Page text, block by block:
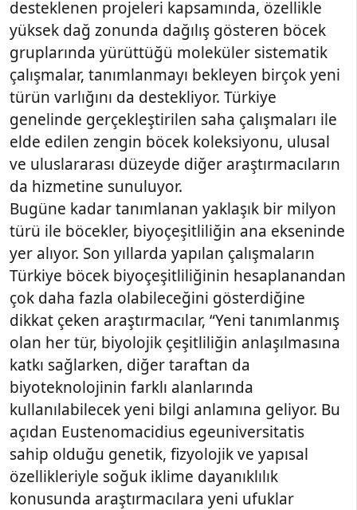
desteklenen projeleri kapsamında, özellikle
yüksek dağ zonunda dağılış gösteren böcek
gruplarında yürüttüğü moleküler sistematik
çalışmalar, tanımlanmayı bekleyen birçok yeni
türün varlığını da destekliyor. Türkiye
genelinde gerçekleştirilen saha çalışmaları ile
elde edilen zengin böcek koleksiyonu, ulusal
ve uluslararası düzeyde diğer araştırmacıların
da hizmetine sunuluyor.
Bugüne kadar tanımlanan yaklaşık bir milyon
türü ile böcekler, biyoçeşitliliğin ana ekseninde
yer alıyor. Son yıllarda yapılan çalışmaların
Türkiye böcek biyoçeşitliliğinin hesaplanandan
çok daha fazla olabileceğini gösterdiğine
dikkat çeken araştırmacılar, “Yeni tanımlanmış
olan her tür, biyolojik çeşitliliğin anlaşılmasına
katkı sağlarken, diğer taraftan da
biyoteknolojinin farklı alanlarında
kullanılabilecek yeni bilgi anlamına geliyor. Bu
açıdan Eustenomacidius egeuniversitatis
sahip olduğu genetik, fizyolojik ve yapısal
özellikleriyle soğuk iklime dayanıklılık
konusunda araştırmacılara yeni ufuklar